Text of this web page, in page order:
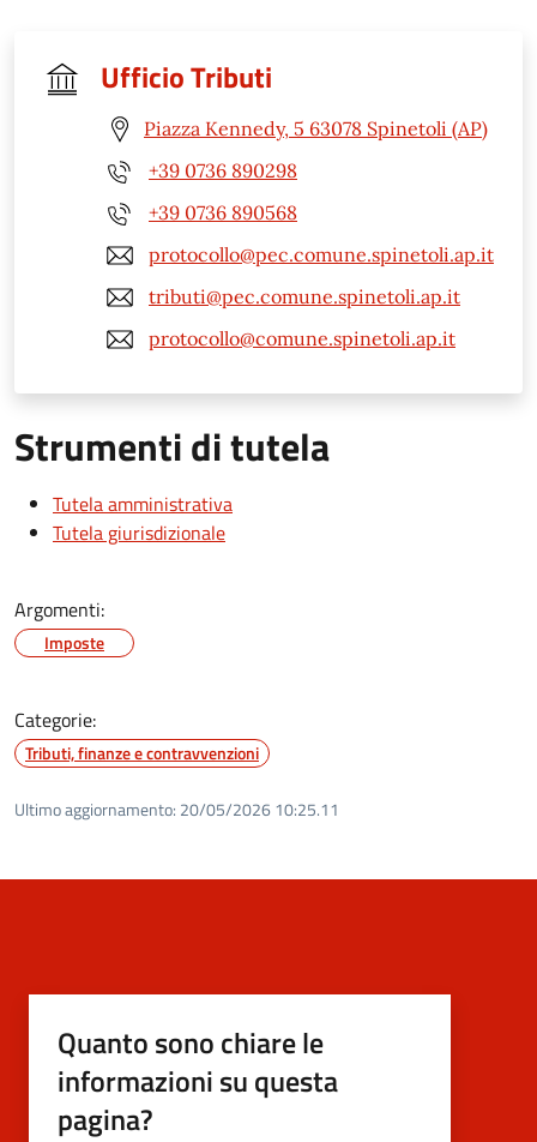
Ufficio Tributi
Piazza Kennedy, 5 63078 Spinetoli (AP)
+39 0736 890298
+39 0736 890568
protocollo@pec.comune.spinetoli.ap.it
tributi@pec.comune.spinetoli.ap.it
protocollo@comune.spinetoli.ap.it
Strumenti di tutela
Tutela amministrativa
Tutela giurisdizionale
Argomenti:
Imposte
Categorie:
Tributi, finanze e contravvenzioni
Ultimo aggiornamento: 20/05/2026 10:25.11
Quanto sono chiare le
informazioni su questa
pagina?